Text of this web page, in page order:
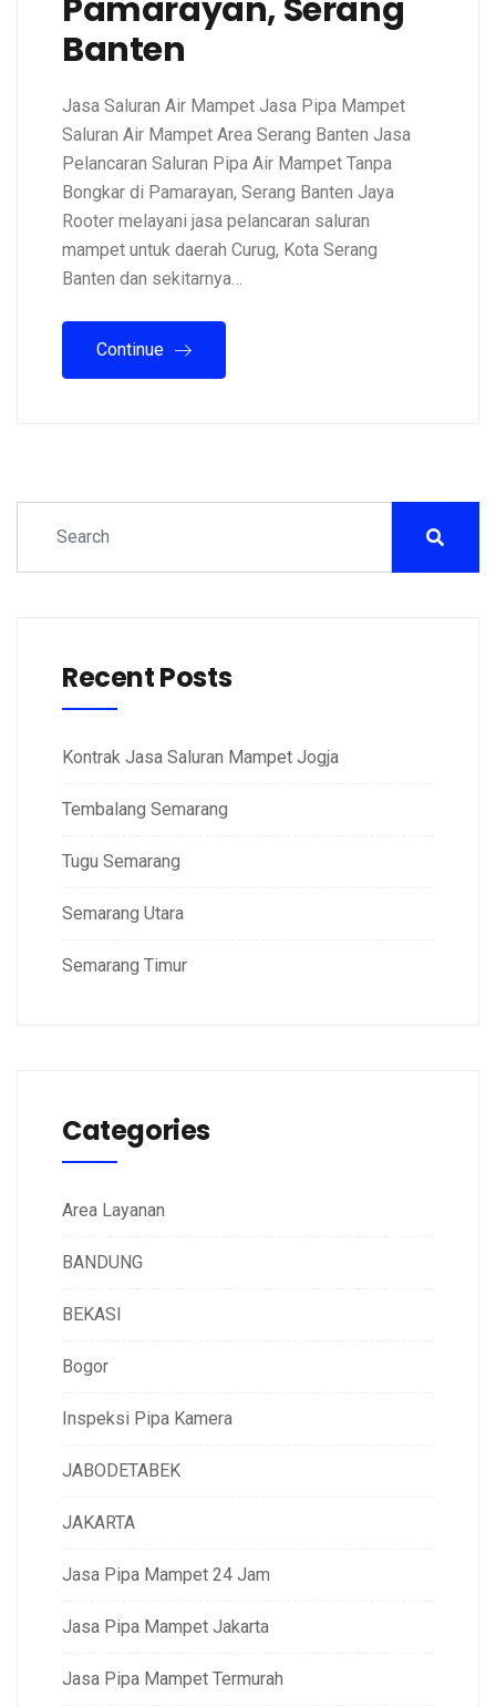
Pamarayan, Serang
Banten
Jasa Saluran Air Mampet Jasa Pipa Mampet
Saluran Air Mampet Area Serang Banten Jasa
Pelancaran Saluran Pipa Air Mampet Tanpa
Bongkar di Pamarayan, Serang Banten Jaya
Rooter melayani jasa pelancaran saluran
mampet untuk daerah Curug, Kota Serang
Banten dan sekitarnya…
Continue
Recent Posts
Kontrak Jasa Saluran Mampet Jogja
Tembalang Semarang
Tugu Semarang
Semarang Utara
Semarang Timur
Categories
Area Layanan
BANDUNG
BEKASI
Bogor
Inspeksi Pipa Kamera
JABODETABEK
JAKARTA
Jasa Pipa Mampet 24 Jam
Jasa Pipa Mampet Jakarta
Jasa Pipa Mampet Termurah